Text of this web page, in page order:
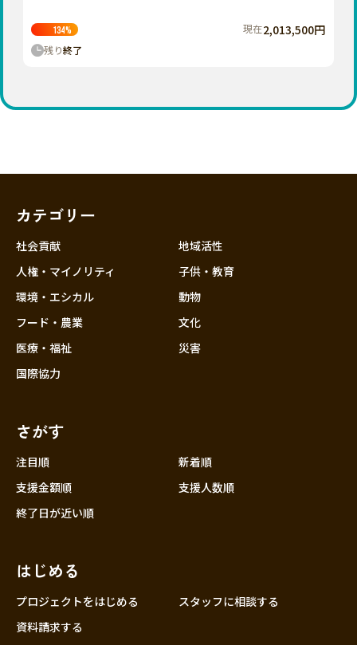
神奈川
石川
近畿
中国
134% 現在2,013,500円
残り終了
カテゴリー
社会貢献
人権・マイノリティ
環境・エシカル
フード・農業
医療・福祉
国際協力
地域活性
子供・教育
動物
文化
災害
さがす
注目順
新着順
支援金額順
支援人数順
終了日が近い順
はじめる
プロジェクトをはじめる
スタッフに相談する
資料請求する